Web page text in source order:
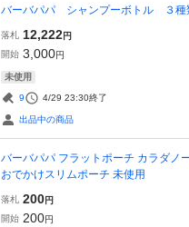
バーバパパ シャンプーボトル ３種
落札 12,222円
開始 3,000円
未使用
9 4/29 23:30終了
出品中の商品
バーバパパ フラットポーチ カラダノ
おでかけスリムポーチ 未使用
落札 200円
開始 200円